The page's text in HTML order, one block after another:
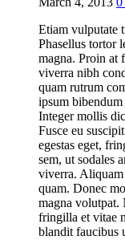
Etiam vulputate
Phasellus tortor
magna. Proin at
viverra nibh
quam rutrum
ipsum bibendum
Integer mollis
Fusce eu
egestas eget,
sem, ut sodales
viverra. Aliquam
quam. Donec
magna volutpat.
fringilla et vitae
blandit faucibus